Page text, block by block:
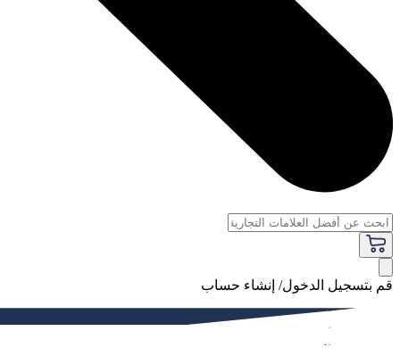
قم بتسجيل الدخول/ إنشاء حساب
فاخر
النساء
الرجال